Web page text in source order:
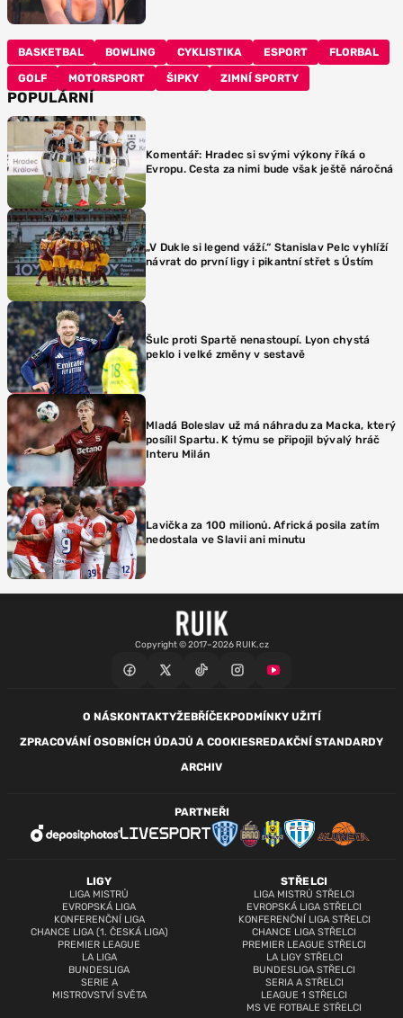
BASKETBAL BOWLING CYKLISTIKA ESPORT FLORBAL
GOLF MOTORSPORT ŠIPKY ZIMNÍ SPORTY
POPULÁRNÍ
Komentář: Hradec si svými výkony říká o
Evropu. Cesta za nimi bude však ještě náročná
„V Dukle si legend váží.“ Stanislav Pelc vyhlíží
návrat do první ligy i pikantní střet s Ústím
Šulc proti Spartě nenastoupí. Lyon chystá
peklo i velké změny v sestavě
Mladá Boleslav už má náhradu za Macka, který
posílil Spartu. K týmu se připojil bývalý hráč
Interu Milán
Lavička za 100 milionů. Africká posila zatím
nedostala ve Slavii ani minutu
Copyright © 2017–2026 RUIK.cz
O NÁSKONTAKTYŽEBŘÍČEKPODMÍNKY UŽITÍ
ZPRACOVÁNÍ OSOBNÍCH ÚDAJŮ A COOKIESREDAKČNÍ STANDARDY
ARCHIV
LIGY
LIGA MISTRŮ
EVROPSKÁ LIGA
KONFERENČNÍ LIGA
CHANCE LIGA (1. ČESKÁ LIGA)
PREMIER LEAGUE
LA LIGA
BUNDESLIGA
SERIE A
MISTROVSTVÍ SVĚTA
STŘELCI
LIGA MISTRŮ STŘELCI
EVROPSKÁ LIGA STŘELCI
KONFERENČNÍ LIGA STŘELCI
CHANCE LIGA STŘELCI
PREMIER LEAGUE STŘELCI
LA LIGY STŘELCI
BUNDESLIGA STŘELCI
SERIA A STŘELCI
LEAGUE 1 STŘELCI
MS VE FOTBALE STŘELCI
PARTNEŘI